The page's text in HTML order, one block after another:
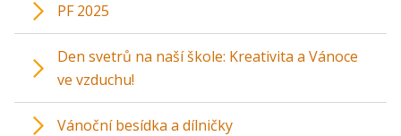
PF 2025
Den svetrů na naší škole: Kreativita a Vánoce
ve vzduchu!
Vánoční besídka a dílničky